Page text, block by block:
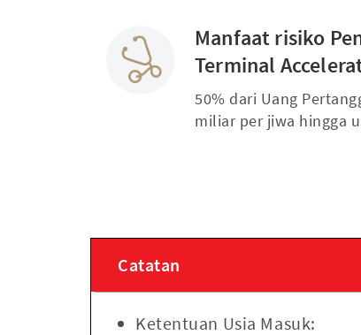
Manfaat risiko
Terminal
50% dari Uang
miliar per jiwa hingga
Catatan
Ketentuan Usia Masuk: